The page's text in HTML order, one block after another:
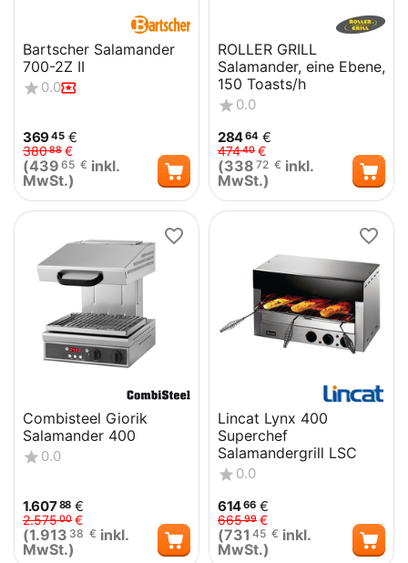
Bartscher Salamander
700-2Z II
0.0
36945 €
38088 €
(439 65 € inkl.
MwSt.)
ROLLER GRILL
Salamander, eine Ebene,
150 Toasts/h
0.0
28464 €
47440 €
(338 72 € inkl.
MwSt.)
Combisteel Giorik
Salamander 400
0.0
1.60788 €
2.57500 €
(1.913 38 € inkl.
MwSt.)
Lincat Lynx 400
Superchef
Salamandergrill LSC
0.0
61466 €
66599 €
(731 45 € inkl.
MwSt.)